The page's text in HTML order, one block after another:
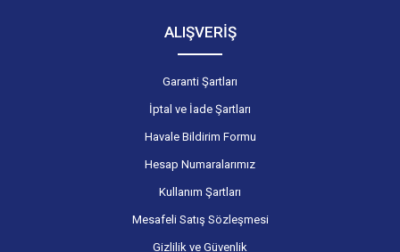
ALIŞVERİŞ
Garanti Şartları
İptal ve İade Şartları
Havale Bildirim Formu
Hesap Numaralarımız
Kullanım Şartları
Mesafeli Satış Sözleşmesi
Gizlilik ve Güvenlik